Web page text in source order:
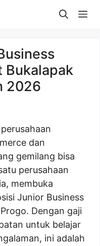
Bukalapak
2026
dan
gemilang bisa
perusahaan
membuka
Junior Business
Dengan gaji
untuk belajar
ini adalah